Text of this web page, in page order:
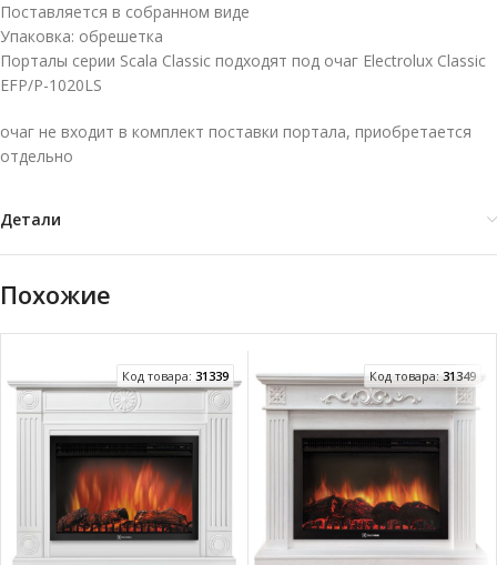
Поставляется в собранном виде
Упаковка: обрешетка
Порталы серии Scala Classic подходят под очаг Electrolux Classic
EFP/P-1020LS
очаг не входит в комплект поставки портала, приобретается
отдельно
Детали
Похожие
Код товара: 31339 Код товара:31349